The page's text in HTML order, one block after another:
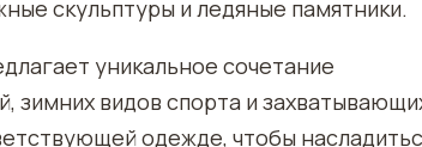
скульптуры и ледяные памятники.
уникальное сочетание
зимних видов спорта и
одежде, чтобы